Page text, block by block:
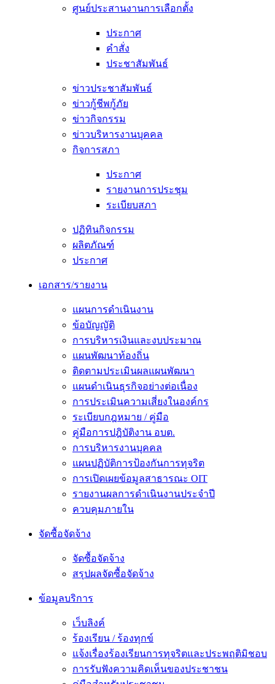
ศูนย์ประสานงานการเลือกตั้ง
ประกาศ
คำสั่ง
ประชาสัมพันธ์
ข่าวประชาสัมพันธ์
ข่าวกู้ชีพกู้ภัย
ข่าวกิจกรรม
ข่าวบริหารงานบุคคล
กิจการสภา
ประกาศ
รายงานการประชุม
ระเบียบสภา
ปฏิทินกิจกรรม
ผลิตภัณฑ์
ประกาศ
เอกสาร/รายงาน
แผนการดำเนินงาน
ข้อบัญญัติ
การบริหารเงินและงบประมาณ
แผนพัฒนาท้องถิ่น
ติดตามประเมินผลแผนพัฒนา
แผนดำเนินธุรกิจอย่างต่อเนื่อง
การประเมินความเสี่ยงในองค์กร
ระเบียบกฎหมาย / คู่มือ
คู่มือการปฎิบัติงาน อบต.
การบริหารงานบุคคล
แผนปฏิบัติการป้องกันการทุจริต
การเปิดเผยข้อมูลสาธารณะ OIT
รายงานผลการดำเนินงานประจำปี
ควบคุมภายใน
จัดซื้อจัดจ้าง
จัดซื้อจัดจ้าง
สรุปผลจัดซื้อจัดจ้าง
ข้อมูลบริการ
เว็บลิงค์
ร้องเรียน / ร้องทุกข์
แจ้งเรื่องร้องเรียนการทุจริตและประพฤติมิชอบ
การรับฟังความคิดเห็นของประชาชน